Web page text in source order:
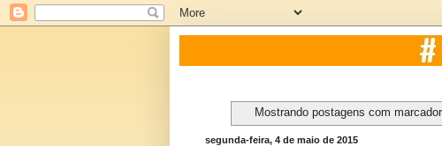
Mostrando postagens com marcador
segunda-feira, 4 de maio de 2015